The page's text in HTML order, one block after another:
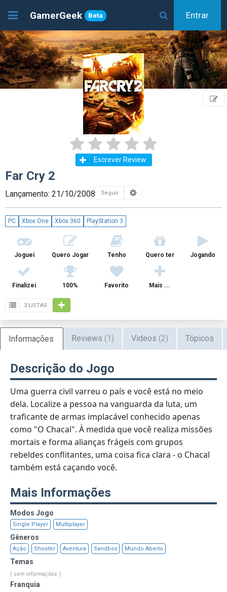
GamerGeek Beta Entrar
Escrever Review
Far Cry 2
Lançamento: 21/10/2008 Seguir
PC Xbox One Xbox 360 PlayStation 3
Joguei Quero Jogar Tenho Quero ter Jogando
Finalizei 100% Favorito Mais ...
3 LISTAS
Informações Reviews (1) Videos (2) Tópicos
Descrição do Jogo
Uma guerra civil varreu o país e você está no meio
dela. Localize a pessoa na vanguarda da luta, um
traficante de armas implacável conhecido apenas
como "O Chacal". À medida que você realiza missões
mortais e forma alianças frágeis com grupos
rebeldes conflitantes, uma coisa fica clara - o Chacal
também está caçando você.
Mais Informações
Modos Jogo
Single Player Multiplayer
Gêneros
Ação Shooter Aventura Sandbox Mundo Aberto
Temas
( sem informações )
Franquia